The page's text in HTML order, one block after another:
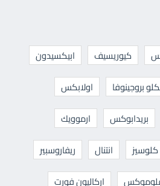
كيوريسيف
ابيكسيدون
بروجينوفا
اولابكس
بريدابوكس
ارموويك
كلوسيز انتنال
ريفاروسبير
اركاليون فورت